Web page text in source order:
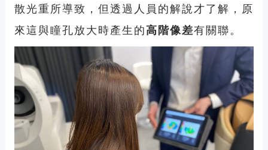
散光重所導致，但透過人員的解說才了解，原
來這與瞳孔放大時產生的高階像差有關聯。